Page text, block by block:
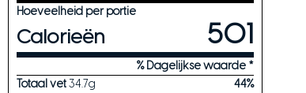
Hoeveelheid per portie
Calorieën 501
% Dagelijkse waarde *
Totaal vet34.7g 44%